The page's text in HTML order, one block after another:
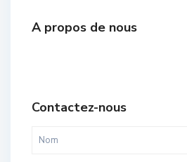
A propos de nous
Contactez-nous